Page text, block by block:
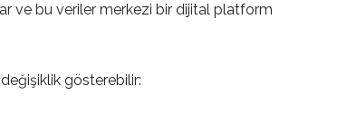
ve bu veriler merkezi bir dijital platform
gösterebilir: